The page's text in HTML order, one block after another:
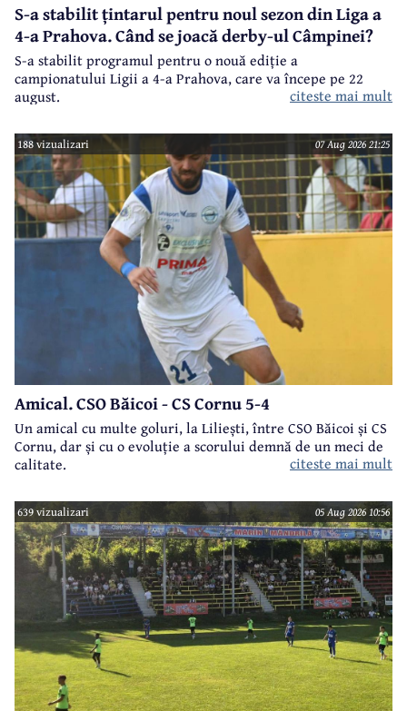
S-a stabilit țintarul pentru noul sezon din Liga a
4-a Prahova. Când se joacă derby-ul Câmpinei?
S-a stabilit programul pentru o nouă ediție a
campionatului Ligii a 4-a Prahova, care va începe pe 22
august.
citeste mai mult
188 vizualizari 07 Aug 2026 21:25
Amical. CSO Băicoi - CS Cornu 5-4
Un amical cu multe goluri, la Liliești, între CSO Băicoi și CS
Cornu, dar și cu o evoluție a scorului demnă de un meci de
calitate.
citeste mai mult
639 vizualizari 05 Aug 2026 10:56